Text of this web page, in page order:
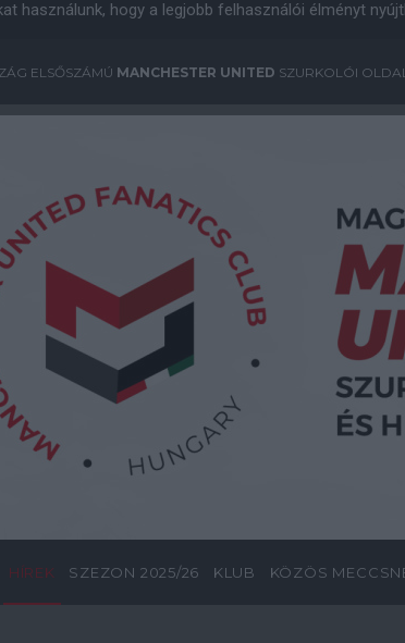
használunk, hogy a legjobb felhasználói élményt
ELSŐSZÁMÚ MANCHESTER UNITED SZURKOLÓI
HÍREK SZEZON 2025/26 KLUB KÖZÖS